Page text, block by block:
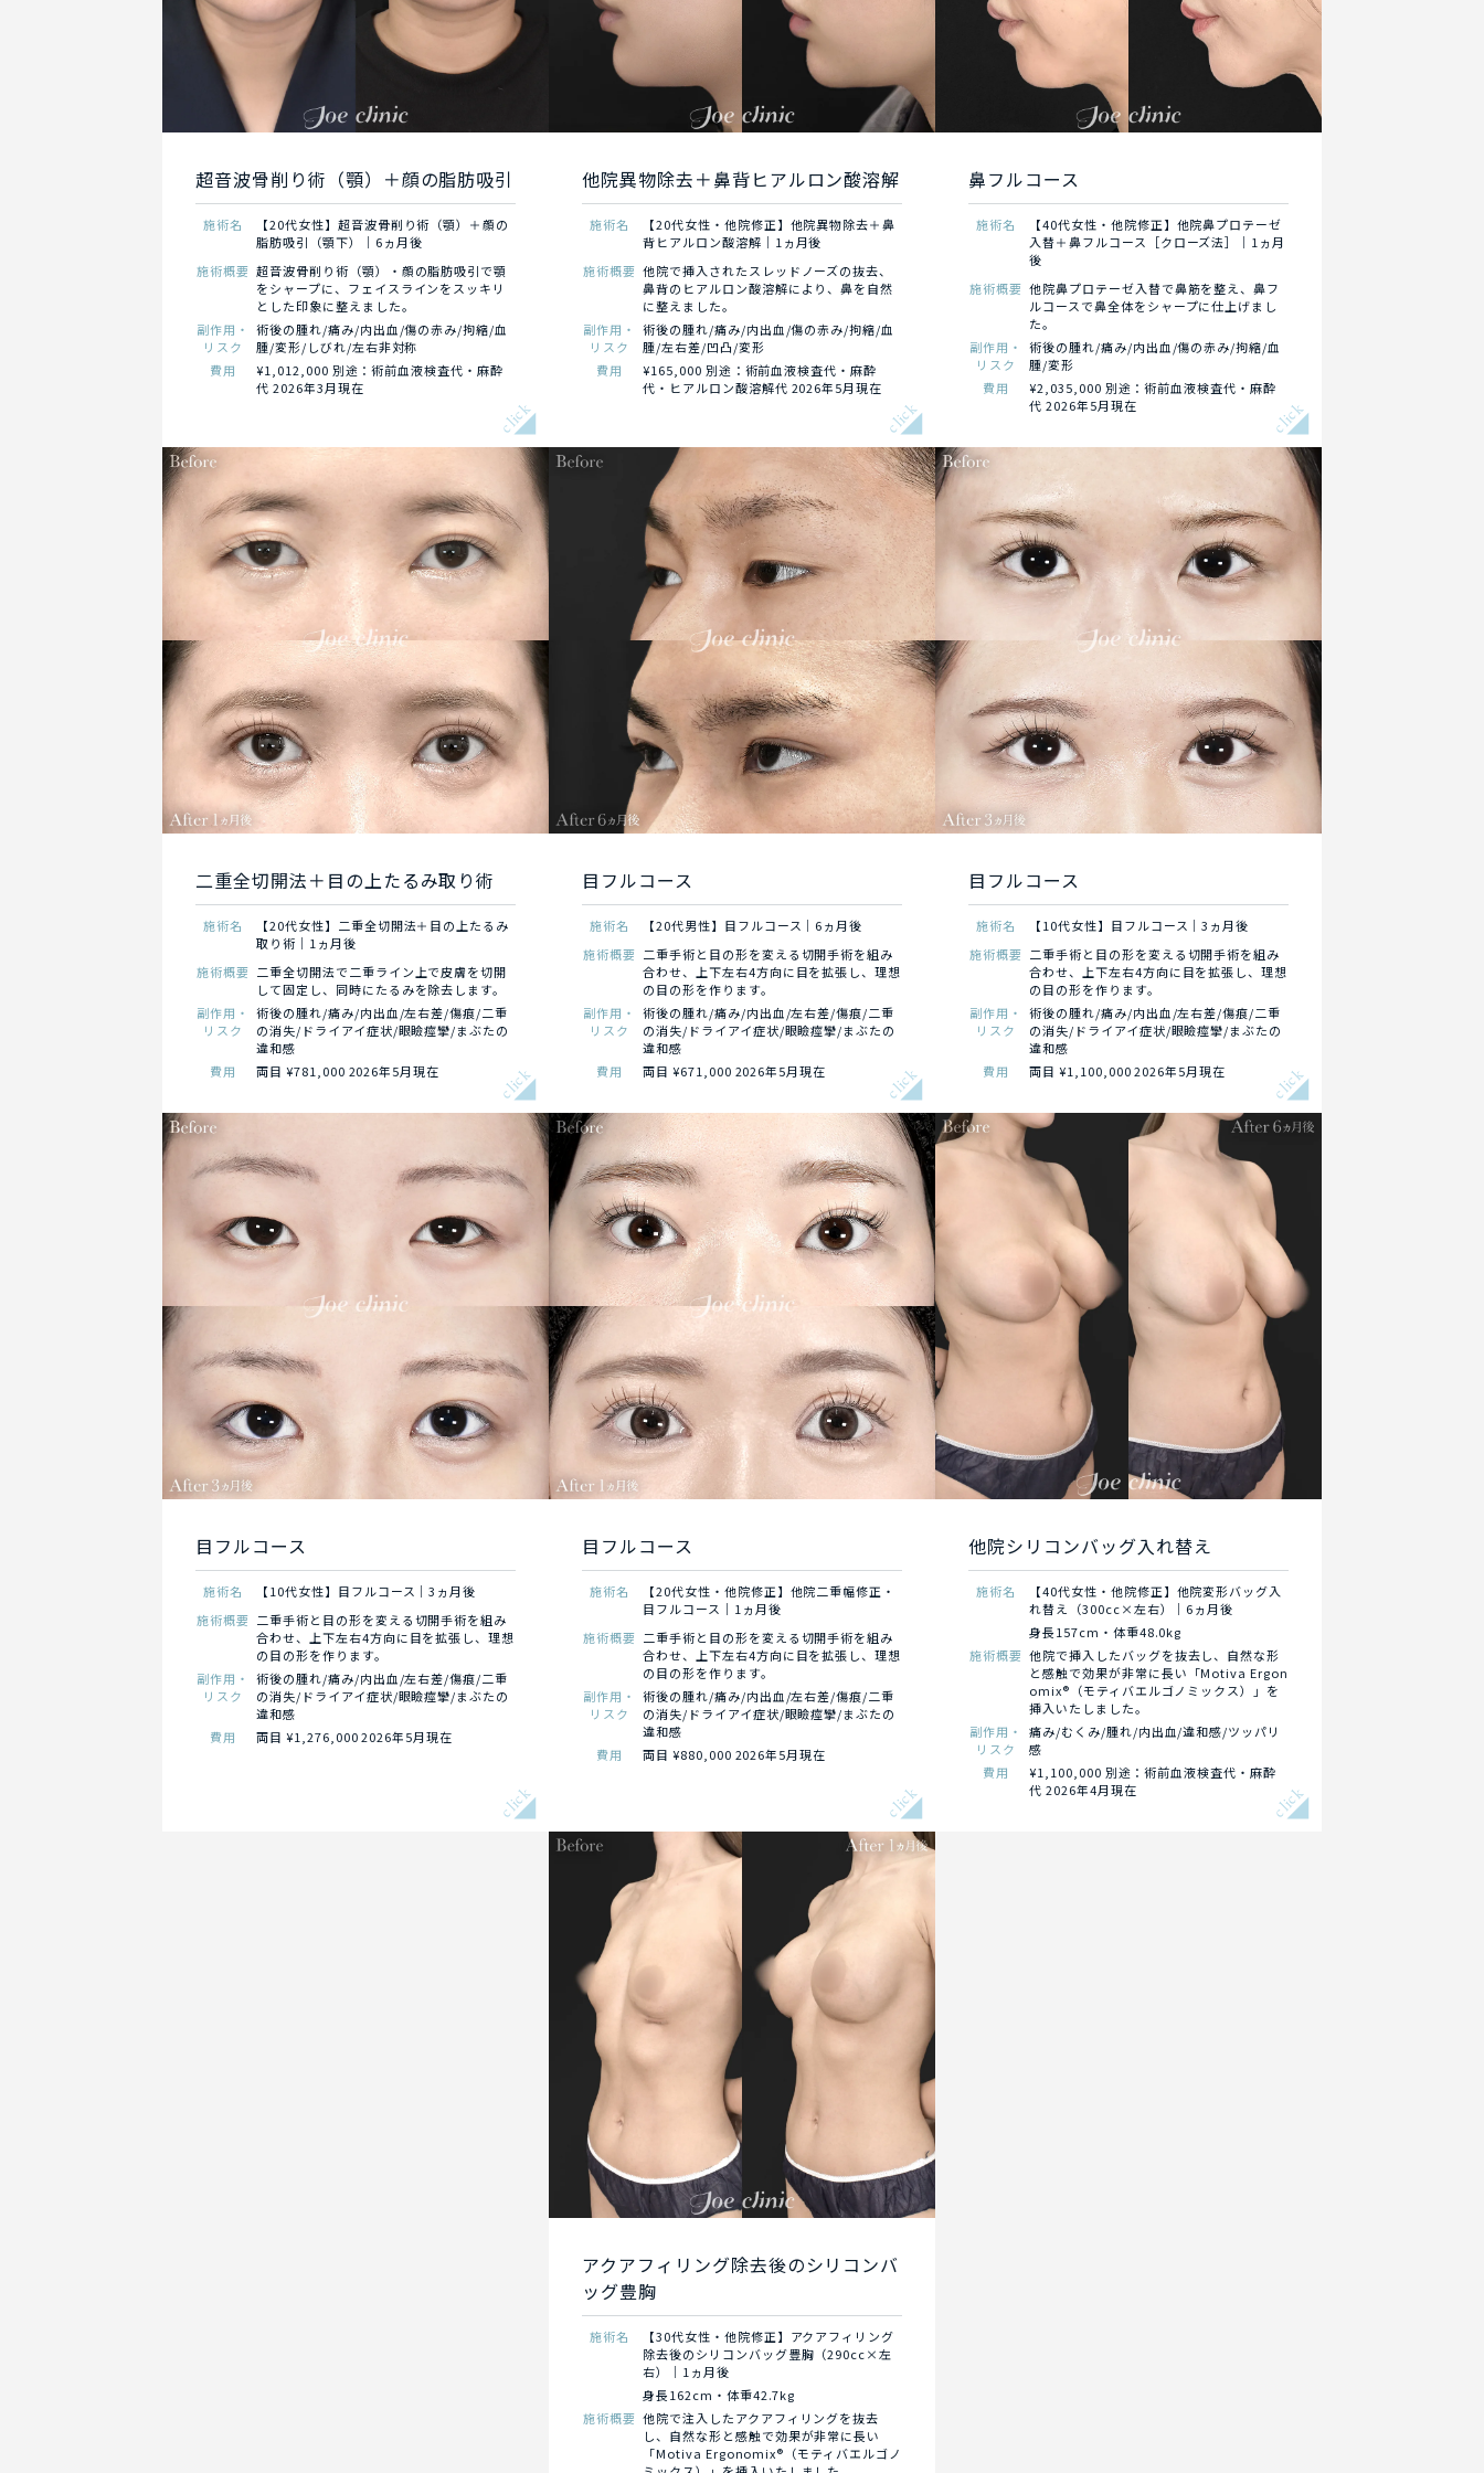
超音波骨削り術（顎）＋顔の脂肪吸引
施術名
【20代女性】超音波骨削り術（顎）＋顔の
脂肪吸引（顎下）｜6ヵ月後
施術概要 超音波骨削り術（顎）・顔の脂肪吸引で顎
をシャープに、フェイスラインをスッキリ
とした印象に整えました。
副作用・
リスク
術後の腫れ/痛み/内出血/傷の赤み/拘縮/血
腫/変形/しびれ/左右非対称
費用
¥1,012,000 別途：術前血液検査代・麻酔
代 2026年3月現在
click
他院異物除去＋鼻背ヒアルロン酸溶解
施術名
【20代女性・他院修正】他院異物除去＋鼻
背ヒアルロン酸溶解｜1ヵ月後
施術概要 他院で挿入されたスレッドノーズの抜去、
鼻背のヒアルロン酸溶解により、鼻を自然
に整えました。
副作用・
リスク
術後の腫れ/痛み/内出血/傷の赤み/拘縮/血
腫/左右差/凹凸/変形
費用
¥165,000 別途：術前血液検査代・麻酔
代・ヒアルロン酸溶解代 2026年5月現在
click
鼻フルコース
施術名
【40代女性・他院修正】他院鼻プロテーゼ
入替＋鼻フルコース［クローズ法］｜1ヵ月
後
施術概要 他院鼻プロテーゼ入替で鼻筋を整え、鼻フ
ルコースで鼻全体をシャープに仕上げまし
た。
副作用・
リスク
術後の腫れ/痛み/内出血/傷の赤み/拘縮/血
腫/変形
費用
¥2,035,000 別途：術前血液検査代・麻酔
代 2026年5月現在
click
二重全切開法＋目の上たるみ取り術
施術名
【20代女性】二重全切開法＋目の上たるみ
取り術｜1ヵ月後
施術概要 二重全切開法で二重ライン上で皮膚を切開
して固定し、同時にたるみを除去します。
副作用・
リスク
術後の腫れ/痛み/内出血/左右差/傷痕/二重
の消失/ドライアイ症状/眼瞼痙攣/まぶたの
違和感
費用
両目 ¥781,000 2026年5月現在 click
目フルコース
施術名
【20代男性】目フルコース｜6ヵ月後
施術概要 二重手術と目の形を変える切開手術を組み
合わせ、上下左右4方向に目を拡張し、理想
の目の形を作ります。
副作用・
リスク
術後の腫れ/痛み/内出血/左右差/傷痕/二重
の消失/ドライアイ症状/眼瞼痙攣/まぶたの
違和感
費用
両目 ¥671,000 2026年5月現在 click
目フルコース
施術名
【10代女性】目フルコース｜3ヵ月後
施術概要 二重手術と目の形を変える切開手術を組み
合わせ、上下左右4方向に目を拡張し、理想
の目の形を作ります。
副作用・
リスク
術後の腫れ/痛み/内出血/左右差/傷痕/二重
の消失/ドライアイ症状/眼瞼痙攣/まぶたの
違和感
費用
両目 ¥1,100,000 2026年5月現在 click
目フルコース
施術名
【10代女性】目フルコース｜3ヵ月後
施術概要 二重手術と目の形を変える切開手術を組み
合わせ、上下左右4方向に目を拡張し、理想
の目の形を作ります。
副作用・
リスク
術後の腫れ/痛み/内出血/左右差/傷痕/二重
の消失/ドライアイ症状/眼瞼痙攣/まぶたの
違和感
費用
両目 ¥1,276,000 2026年5月現在
click
目フルコース
施術名
【20代女性・他院修正】他院二重幅修正・
目フルコース｜1ヵ月後
施術概要 二重手術と目の形を変える切開手術を組み
合わせ、上下左右4方向に目を拡張し、理想
の目の形を作ります。
副作用・
リスク
術後の腫れ/痛み/内出血/左右差/傷痕/二重
の消失/ドライアイ症状/眼瞼痙攣/まぶたの
違和感
費用
両目 ¥880,000 2026年5月現在
click
他院シリコンバッグ入れ替え
施術名
【40代女性・他院修正】他院変形バッグ入
れ替え（300cc×左右）｜6ヵ月後
身長157cm・体重48.0kg
施術概要 他院で挿入したバッグを抜去し、自然な形
と感触で効果が非常に長い「Motiva Ergon
omix®（モティバエルゴノミックス）」を
挿入いたしました。
副作用・
リスク
痛み/むくみ/腫れ/内出血/違和感/ツッパリ
感
費用
¥1,100,000 別途：術前血液検査代・麻酔
代 2026年4月現在
click
アクアフィリング除去後のシリコンバ
ッグ豊胸
施術名
【30代女性・他院修正】アクアフィリング
除去後のシリコンバッグ豊胸（290cc×左
右）｜1ヵ月後
身長162cm・体重42.7kg
施術概要 他院で注入したアクアフィリングを抜去
し、自然な形と感触で効果が非常に長い
「Motiva Ergonomix®（モティバエルゴノ